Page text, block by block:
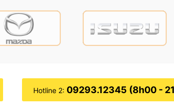
lúc
chọn), cảm biến áp suất lốp,…
lướt web, xem YouTube không cần điện
Hotline 2: 09293.12345 (8h00 -